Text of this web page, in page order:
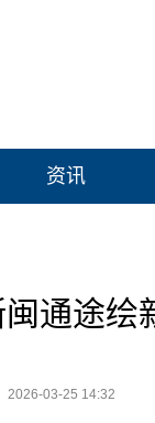
资讯
通途绘
2026-03-25 14:32